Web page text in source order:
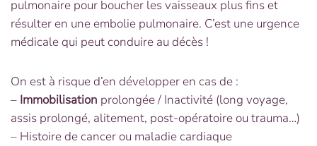
pulmonaire pour boucher les vaisseaux plus fins et
résulter en une embolie pulmonaire. C’est une urgence
médicale qui peut conduire au décès !
On est à risque d’en développer en cas de :
– Immobilisation prolongée / Inactivité (long voyage,
assis prolongé, alitement, post-opératoire ou trauma…)
– Histoire de cancer ou maladie cardiaque